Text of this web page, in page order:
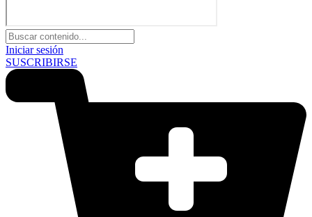
Iniciar sesión
SUSCRIBIRSE